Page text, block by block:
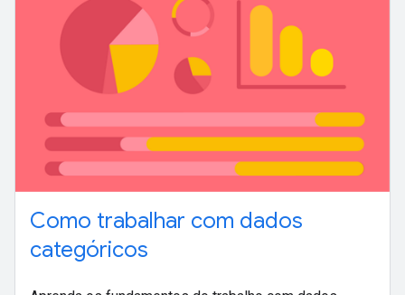
Como trabalhar com dados
categóricos